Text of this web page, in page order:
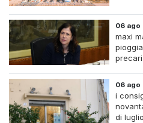
06 ago
maxi
06 ago
i
di luglio